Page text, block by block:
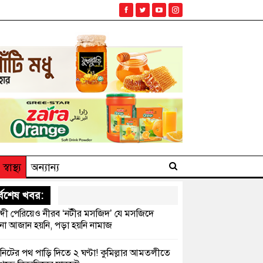
স্বাস্থ্য
অন্যান্য
খবর:
পেরিয়েও নীরব ‘নটীর মসজিদ’ যে মসজিদে
আজান হয়নি, পড়া হয়নি নামাজ
পথ পাড়ি দিতে ২ ঘণ্টা! কুমিল্লার আমতলীতে